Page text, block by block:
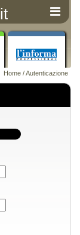
Home / Autenticazione